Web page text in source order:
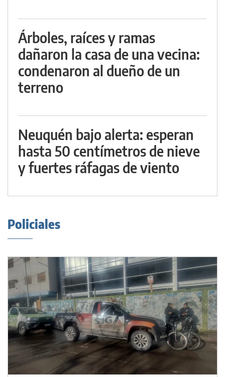
Árboles, raíces y ramas
dañaron la casa de una vecina:
condenaron al dueño de un
terreno
Neuquén bajo alerta: esperan
hasta 50 centímetros de nieve
y fuertes ráfagas de viento
Policiales